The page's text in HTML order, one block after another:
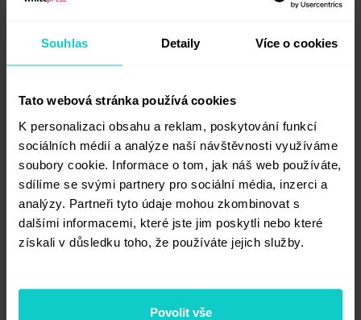
Souhlas Detaily Více o cookies
Tato webová stránka používá cookies
K personalizaci obsahu a reklam, poskytování funkcí
sociálních médií a analýze naší návštěvnosti využíváme
soubory cookie. Informace o tom, jak náš web používáte,
sdílíme se svými partnery pro sociální média, inzerci a
analýzy. Partneři tyto údaje mohou zkombinovat s
dalšími informacemi, které jste jim poskytli nebo které
získali v důsledku toho, že používáte jejich služby.
Povolit vše